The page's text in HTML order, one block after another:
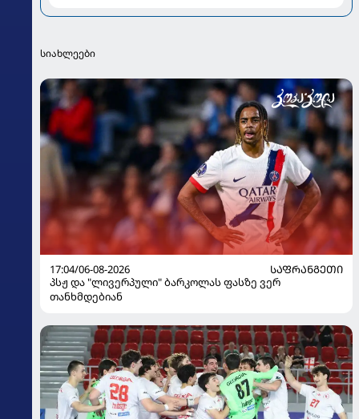
სიახლეები
17:04/06-08-2026
ᲡᲐᲤᲠᲐᲜᲒᲔᲗᲘ
პსჟ და "ლივერპული" ბარკოლას ფასზე ვერ
თანხმდებიან